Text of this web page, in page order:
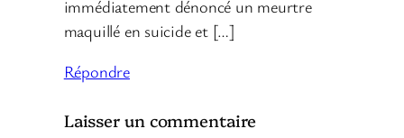
immédiatement dénoncé un meurtre
maquillé en suicide et […]
Répondre
Laisser un commentaire